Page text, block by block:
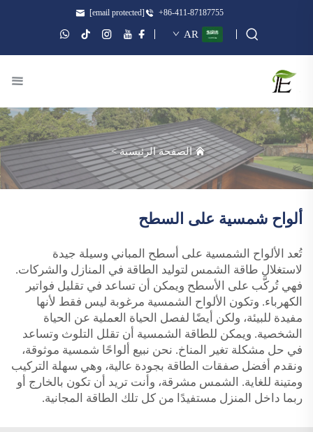
+86-411-87187755
[email protected]
AR
الصفحة الرئيسية>
ألواح شمسية على السطح
تُعد الألواح الشمسية على أسطح المباني وسيلة جيدة
لاستغلال طاقة الشمس لتوليد الطاقة في المنازل والشركات.
فهي تُركَّب على الأسطح ويمكن أن تساعد في تقليل فواتير
الكهرباء. وتكون الألواح الشمسية مرغوبة ليس فقط لأنها
مفيدة للبيئة، ولكن أيضًا لفصل الحياة العملية عن الحياة
الشخصية. ويمكن للطاقة الشمسية أن تقلل التلوث وتساعد
في حل مشكلة تغير المناخ. نحن نبيع ألواحًا شمسية موثوقة،
ونقدم أفضل صفقات الطاقة بجودة عالية، وهي سهلة التركيب
ومتينة للغاية. الشمس مشرقة، وأنت تريد أن تكون بالخارج أو
ربما داخل المنزل مستفيدًا من كل تلك الطاقة المجانية.